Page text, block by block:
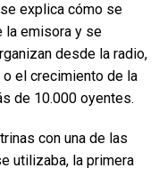
explica cómo se
la emisora y se
desde la radio,
el crecimiento de la
de 10.000 oyentes.
con una de las
utilizaba, la primera